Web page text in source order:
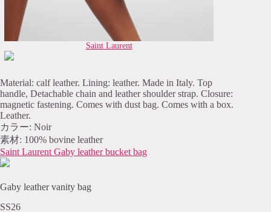
Saint Laurent
Material: calf leather. Lining: leather. Made in Italy. Top
handle, Detachable chain and leather shoulder strap. Closure:
magnetic fastening. Comes with dust bag. Comes with a box.
Leather.
カラー: Noir
素材: 100% bovine leather
Saint Laurent Gaby leather bucket bag
Gaby leather vanity bag
SS26